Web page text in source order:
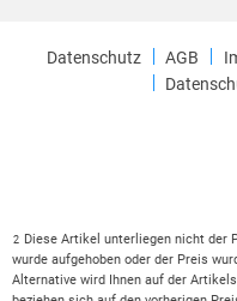
Datenschutz AGB
2
Diese Artikel unterliegen nicht der
wurde aufgehoben oder der Preis
Alternative wird Ihnen auf der